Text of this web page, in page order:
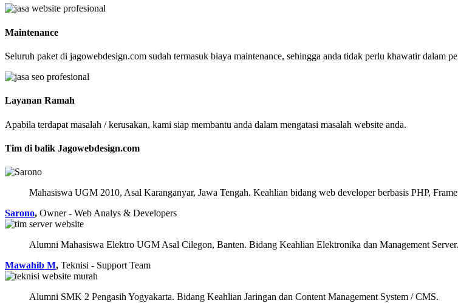
Maintenance
Seluruh paket di jagowebdesign.com sudah termasuk biaya maintenance, sehingga anda tidak perlu khawatir dalam
Layanan Ramah
Apabila terdapat masalah / kerusakan, kami siap membantu anda dalam mengatasi masalah website anda.
Tim di balik Jagowebdesign.com
Mahasiswa UGM 2010, Asal Karanganyar, Jawa Tengah. Keahlian bidang web developer berbasis PHP,
Sarono, Owner - Web Analys & Developers
Alumni Mahasiswa Elektro UGM Asal Cilegon, Banten. Bidang Keahlian Elektronika dan Management Server.
Mawahib M, Teknisi - Support Team
Alumni SMK 2 Pengasih Yogyakarta. Bidang Keahlian Jaringan dan Content Management System / CMS.